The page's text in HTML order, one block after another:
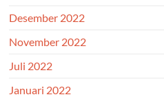
Desember 2022
November 2022
Juli 2022
Januari 2022